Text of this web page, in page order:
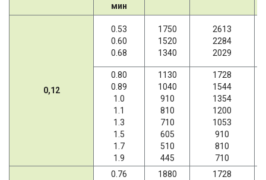
мин
0,12
0.53
0.60
0.68
1750
1520
1340
2613
2284
2029
0.80
0.89
1.0
1.1
1.3
1.5
1.7
1.9
1130
1040
910
810
710
605
510
445
1728
1544
1354
1200
1053
910
810
710
0.76
1880
1728